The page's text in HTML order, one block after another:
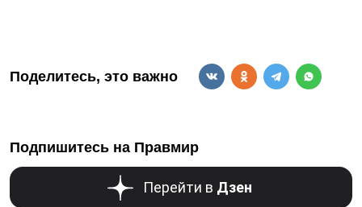
Поделитесь, это важно
Подпишитесь на Правмир
Перейти в Дзен